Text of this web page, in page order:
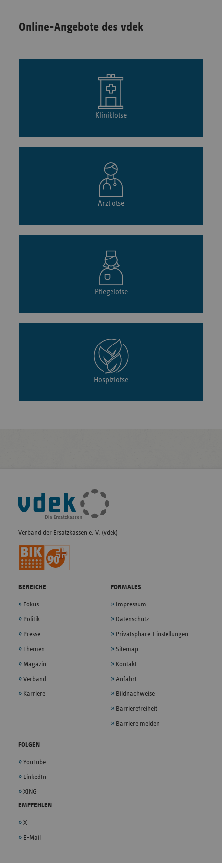
Online-Angebote des vdek
Kliniklotse
Arztlotse
Pflegelotse
Hospizlotse
Fußleisten-
Navigation
Verband der Ersatzkassen e. V. (vdek)
BEREICHE
Fokus
Politik
Presse
Themen
Magazin
Verband
Karriere
FORMALES
Impressum
Datenschutz
Privatsphäre-Einstellungen
Sitemap
Kontakt
Anfahrt
Bildnachweise
Barrierefreiheit
Barriere melden
FOLGEN
YouTube
LinkedIn
XING
EMPFEHLEN
X
E-Mail